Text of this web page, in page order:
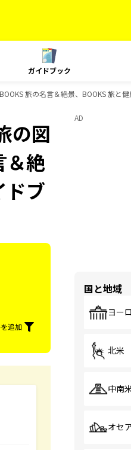
ガイドブック
旅の名言＆絶景、BOOKS 旅と
の図
＆絶
ドブ
追加
AD
国と地域
ヨー
北米
中南
オセ